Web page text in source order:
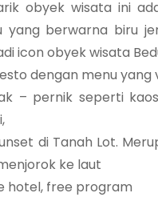
obyek wisata ini
berwarna biru
icon obyek wisata
dengan menu yang
– pernik seperti
di Tanah Lot.
ke laut
hotel, free program